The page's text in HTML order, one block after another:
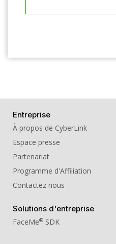
Entreprise
À propos de CyberLink
Espace presse
Partenariat
Programme d'Affiliation
Contactez nous
Solutions d'entreprise
FaceMe® SDK